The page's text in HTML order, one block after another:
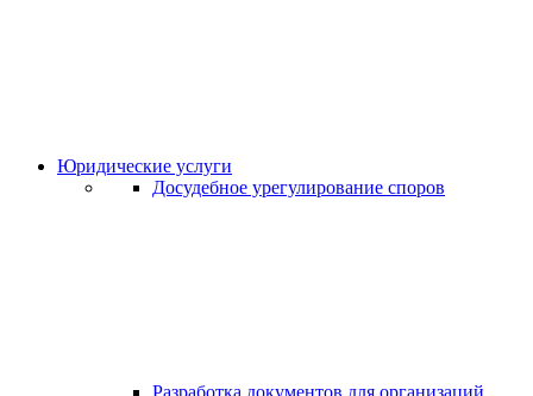
Юридические услуги
Досудебное урегулирование споров
Разработка документов для организаций